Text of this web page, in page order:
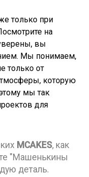
только при
на
вы
Мы понимаем,
только от
которую
мы так
для
MCAKES, как
"Машенькины
деталь.